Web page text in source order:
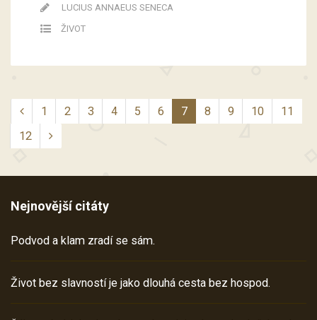
LUCIUS ANNAEUS SENECA
ŽIVOT
1 2 3 4 5 6 7 8 9 10
11
12
Nejnovější citáty
Podvod a klam zradí se sám.
Život bez slavností je jako dlouhá cesta bez hospod.